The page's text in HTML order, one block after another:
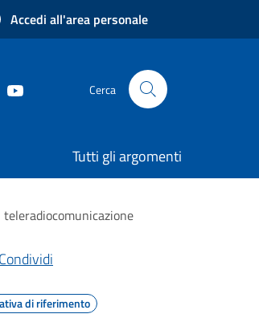
Accedi all'area personale
Cerca
Tutti gli argomenti
Condividi
di riferimento